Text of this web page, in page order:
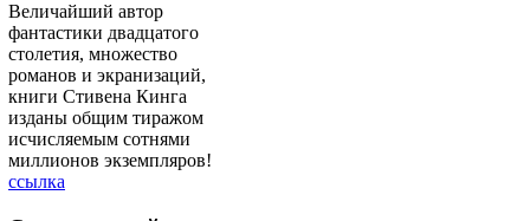
Величайший автор
фантастики двадцатого
столетия, множество
романов и экранизаций,
книги Стивена Кинга
изданы общим тиражом
исчисляемым сотнями
миллионов экземпляров!
ссылка